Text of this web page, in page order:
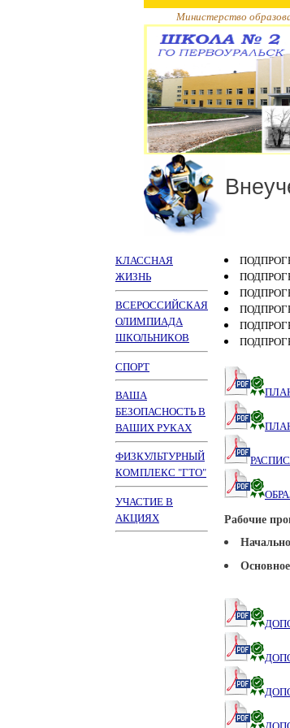
Министерство
КЛАССНАЯ
ЖИЗНЬ
ВСЕРОССИЙСКАЯ
ОЛИМПИАДА
ШКОЛЬНИКОВ
СПОРТ
ВАША
БЕЗОПАСНОСТЬ В
ВАШИХ РУКАХ
ФИЗКУЛЬТУРНЫЙ
КОМПЛЕКС "ГТО"
УЧАСТИЕ В
АКЦИЯХ
Рабочие